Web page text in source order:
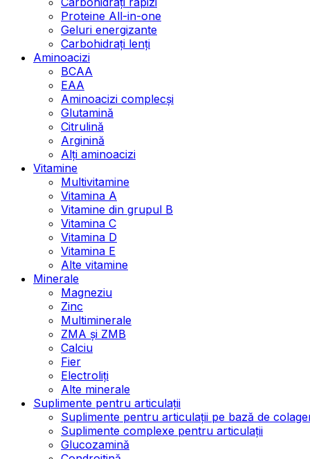
Proteine All-in-one
Geluri energizante
Carbohidrați lenți
Aminoacizi
BCAA
EAA
Aminoacizi complecși
Glutamină
Citrulină
Arginină
Alți aminoacizi
Vitamine
Multivitamine
Vitamina A
Vitamine din grupul B
Vitamina C
Vitamina D
Vitamina E
Alte vitamine
Minerale
Magneziu
Zinc
Multiminerale
ZMA și ZMB
Calciu
Fier
Electroliți
Alte minerale
Suplimente pentru articulații
Suplimente pentru articulații pe bază de
Suplimente complexe pentru articulații
Glucozamină